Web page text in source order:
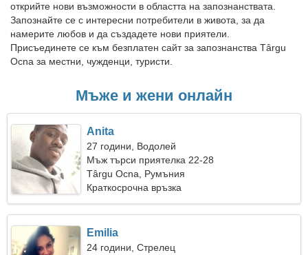
открийте нови възможности в областта на запознанствата.
Запознайте се с интересни потребители в живота, за да
намерите любов и да създадете нови приятели.
Присъединете се към безплатен сайт за запознанства Târgu
Ocna за местни, чужденци, туристи.
Мъже и жени онлайн
Anita
27 години, Водолей
Мъж търси приятелка 22-28
Târgu Ocna, Румъния
Краткосрочна връзка
Emilia
24 години, Стрелец